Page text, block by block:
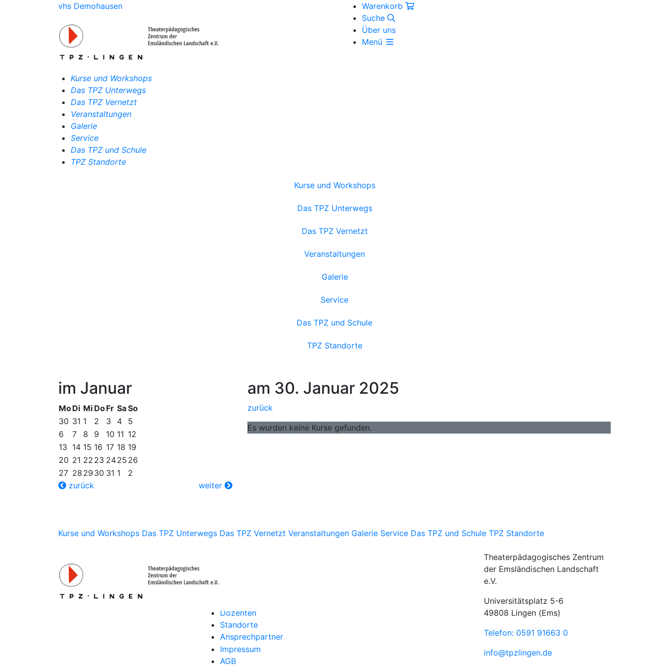
vhs Demohausen
Warenkorb
Suche
Über uns
Menü
Kurse und Workshops
Das TPZ Unterwegs
Das TPZ Vernetzt
Veranstaltungen
Galerie
Service
Das TPZ und Schule
TPZ Standorte
Kurse und Workshops
Das TPZ Unterwegs
Das TPZ Vernetzt
Veranstaltungen
Galerie
Service
Das TPZ und Schule
TPZ Standorte
im Januar
MoDi Mi DoFr SaSo
30 31 1 2 3 4
5
6
7 8 9 10 11 12
13 14 15 16 17 18 19
20 21 22 23 2425 26
27 28 29 30 31 1
2
zurück
weiter
am 30. Januar 2025
zurück
Es wurden keine Kurse gefunden.
Kurse und Workshops Das TPZ Unterwegs Das TPZ Vernetzt Veranstaltungen Galerie Service Das TPZ und Schule TPZ Standorte
Dozenten
Standorte
Ansprechpartner
Impressum
AGB
Theaterpädagogisches Zentrum
der Emsländischen Landschaft
e.V.
Universitätsplatz 5-6
49808 Lingen (Ems)
Telefon: 0591 91663 0
info@tpzlingen.de